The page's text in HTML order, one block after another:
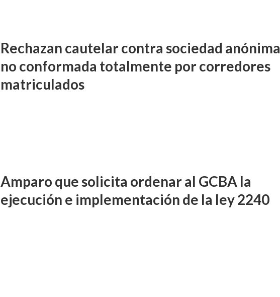
Rechazan cautelar contra sociedad anónima
no conformada totalmente por corredores
matriculados
Amparo que solicita ordenar al GCBA la
ejecución e implementación de la ley 2240